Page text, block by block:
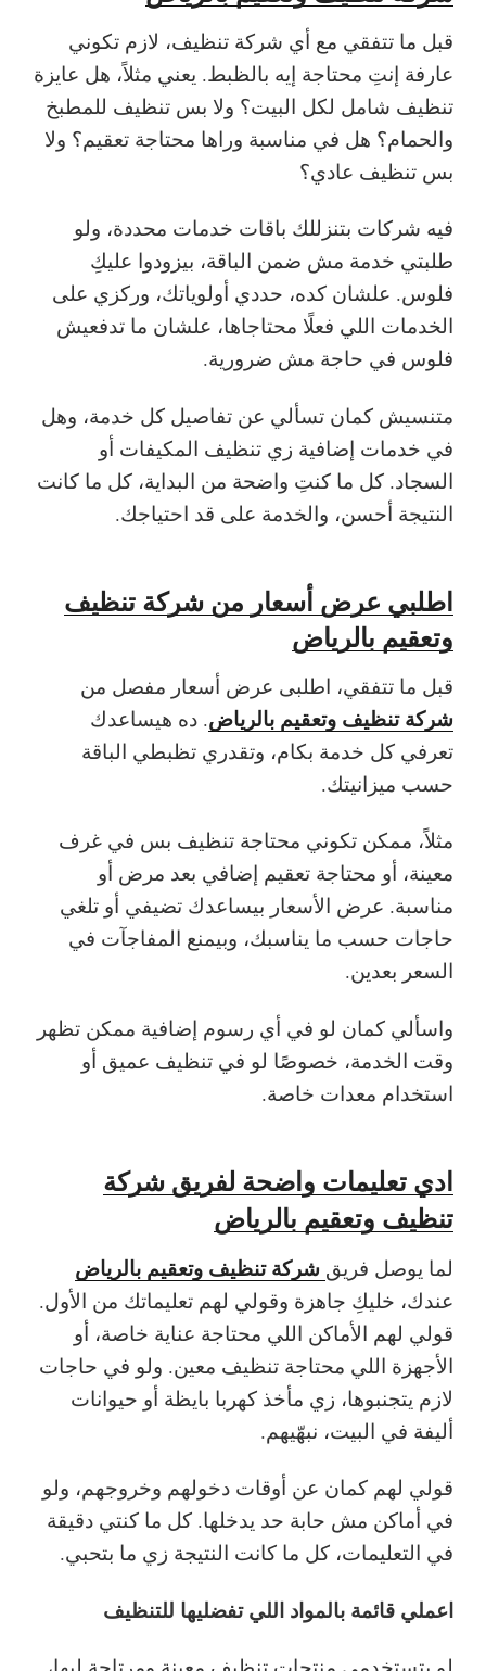
قبل ما تتفقي مع أي شركة تنظيف، لازم تكوني
عارفة إنتِ محتاجة إيه بالظبط. يعني مثلاً، هل عايزة
تنظيف شامل لكل البيت؟ ولا بس تنظيف للمطبخ
والحمام؟ هل في مناسبة وراها محتاجة تعقيم؟ ولا
بس تنظيف عادي؟
فيه شركات بتنزللك باقات خدمات محددة، ولو
طلبتي خدمة مش ضمن الباقة، بيزودوا عليكِ
فلوس. علشان كده، حددي أولوياتك، وركزي على
الخدمات اللي فعلًا محتاجاها، علشان ما تدفعيش
فلوس في حاجة مش ضرورية.
متنسيش كمان تسألي عن تفاصيل كل خدمة، وهل
في خدمات إضافية زي تنظيف المكيفات أو
السجاد. كل ما كنتِ واضحة من البداية، كل ما كانت
النتيجة أحسن، والخدمة على قد احتياجك.
اطلبي عرض أسعار من شركة تنظيف
وتعقيم بالرياض
قبل ما تتفقي، اطلبى عرض أسعار مفصل من
شركة تنظيف وتعقيم بالرياض. ده هيساعدك
تعرفي كل خدمة بكام، وتقدري تظبطي الباقة
حسب ميزانيتك.
مثلاً، ممكن تكوني محتاجة تنظيف بس في غرف
معينة، أو محتاجة تعقيم إضافي بعد مرض أو
مناسبة. عرض الأسعار بيساعدك تضيفي أو تلغي
حاجات حسب ما يناسبك، وبيمنع المفاجآت في
السعر بعدين.
واسألي كمان لو في أي رسوم إضافية ممكن تظهر
وقت الخدمة، خصوصًا لو في تنظيف عميق أو
استخدام معدات خاصة.
ادي تعليمات واضحة لفريق شركة
تنظيف وتعقيم بالرياض
لما يوصل فريق شركة تنظيف وتعقيم بالرياض
عندك، خليكِ جاهزة وقولي لهم تعليماتك من الأول.
قولي لهم الأماكن اللي محتاجة عناية خاصة، أو
الأجهزة اللي محتاجة تنظيف معين. ولو في حاجات
لازم يتجنبوها، زي مأخذ كهربا بايظة أو حيوانات
أليفة في البيت، نبهّيهم.
قولي لهم كمان عن أوقات دخولهم وخروجهم، ولو
في أماكن مش حابة حد يدخلها. كل ما كنتي دقيقة
في التعليمات، كل ما كانت النتيجة زي ما بتحبي.
اعملي قائمة بالمواد اللي تفضليها للتنظيف